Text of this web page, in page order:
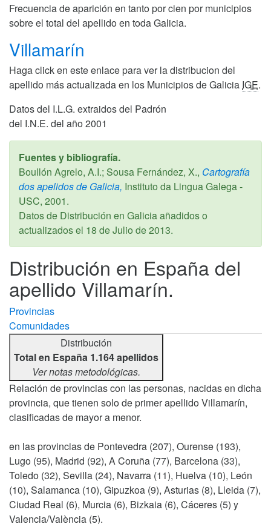
Frecuencia de aparición en tanto por cien por municipios
sobre el total del apellido en toda Galicia.
Villamarín
Haga click en este enlace para ver la distribucion del
apellido más actualizada en los Municipios de Galicia IGE.
Datos del I.L.G. extraidos del Padrón
del I.N.E. del año 2001
Fuentes y bibliografía.
Boullón Agrelo, A.I.; Sousa Fernández, X., Cartografía
dos apelidos de Galicia, Instituto da Lingua Galega -
USC, 2001.
Datos de Distribución en Galicia añadidos o
actualizados el 18 de Julio de 2013.
Distribución en España del
apellido Villamarín.
Provincias
Comunidades
Distribución
Total en España 1.164 apellidos
Ver notas metodológicas.
Relación de provincias con las personas, nacidas en dicha
provincia, que tienen solo de primer apellido Villamarín,
clasificadas de mayor a menor.
en las provincias de Pontevedra (207), Ourense (193),
Lugo (95), Madrid (92), A Coruña (77), Barcelona (33),
Toledo (32), Sevilla (24), Navarra (11), Huelva (10), León
(10), Salamanca (10), Gipuzkoa (9), Asturias (8), Lleida (7),
Ciudad Real (6), Murcia (6), Bizkaia (6), Cáceres (5) y
Valencia/València (5).